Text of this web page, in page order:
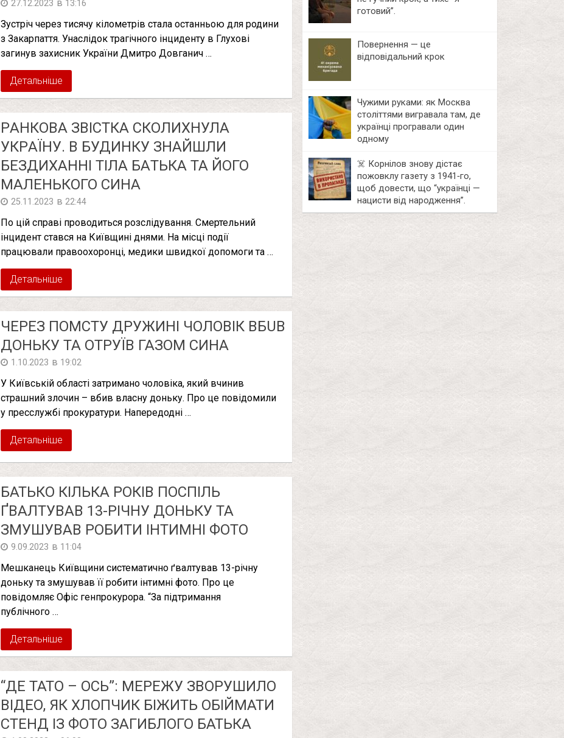
27.12.2023 в 13:16
Зустріч через тисячу кілометрів стала останньою для родини
з Закарпаття. Унаслідок трагічного інциденту в Глухові
загинув захисник України Дмитро Довганич …
Детальніше
РAНКОВА ЗВІCТКА СКOЛИXНУЛА
УКPАЇНУ. В БУДИНКУ ЗНAЙШЛИ
БEЗДИXAННI ТIЛA БAТЬКА ТА ЙОГО
МАЛЕНЬКОГО СИНА
25.11.2023 в 22:44
По цій справі проводиться розслідування. Смертельний
інцидент стався на Київщині днями. На місці події
працювали правоохоронці, медики швидкої допомоги та …
Детальніше
ЧЕРЕЗ ПОМСТУ ДРУЖИНІ ЧОЛОВІК ВБUВ
ДОНЬКУ ТА OТРУЇВ ГАЗОМ СИНА
1.10.2023 в 19:02
У Київській області затримано чоловіка, який вчинив
страшний злочин – вбив власну доньку. Про це повідомили
у пресслужбі прокуратури. Напередодні …
Детальніше
БАТЬКО КІЛЬКА РОКІВ ПОСПІЛЬ
ҐВAЛТУВAВ 13-РІЧНУ ДОНЬКУ ТА
ЗМУШУВАВ РОБИТИ ІНТИМНІ ФОТО
9.09.2023 в 11:04
Мешканець Київщини систематично ґвалтував 13-річну
доньку та змушував її робити інтимні фото. Про це
повідомляє Офіс генпрокурора. “За підтримання
публічного …
Детальніше
“ДЕ ТАТО – ОСЬ”: МЕРЕЖУ ЗВОРУШИЛО
ВІДЕО, ЯК ХЛОПЧИК БІЖИТЬ ОБІЙМАТИ
СТЕНД ІЗ ФОТО ЗАГИБЛОГО БАТЬКА
готовий”.
Повернення — це
відповідальний крок
Чужими руками: як Москва
століттями вигравала там, де
українці програвали один
одному
☠️ Корнілов знову дістає
пожовклу газету з 1941‑го,
щоб довести, що “українці —
нацисти від народження”.